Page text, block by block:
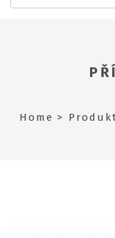
Home